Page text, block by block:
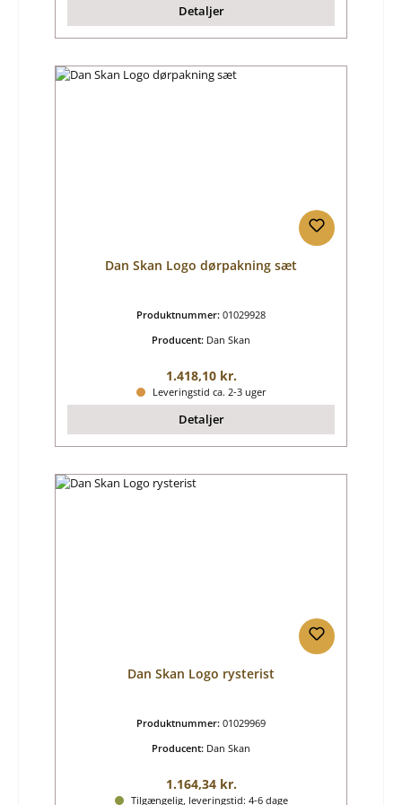
Detaljer
Dan Skan Logo dørpakning sæt
Produktnummer: 01029928
Producent: Dan Skan
Almindelig pris:
1.418,10 kr.
Leveringstid ca. 2-3 uger
Detaljer
Dan Skan Logo rysterist
Produktnummer: 01029969
Producent: Dan Skan
Almindelig pris:
1.164,34 kr.
Tilgængelig, leveringstid: 4-6 dage